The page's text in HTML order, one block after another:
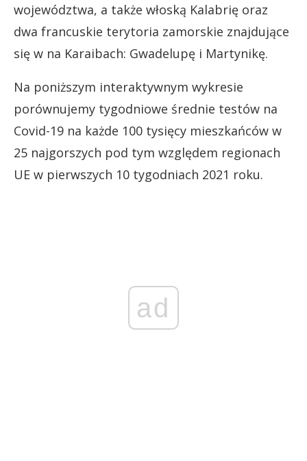
województwa, a także włoską Kalabrię oraz
dwa francuskie terytoria zamorskie znajdujące
się w na Karaibach: Gwadelupę i Martynikę.
Na poniższym interaktywnym wykresie
porównujemy tygodniowe średnie testów na
Covid-19 na każde 100 tysięcy mieszkańców w
25 najgorszych pod tym względem regionach
UE w pierwszych 10 tygodniach 2021 roku.
ad